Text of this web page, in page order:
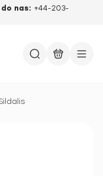
nas: +44-203-